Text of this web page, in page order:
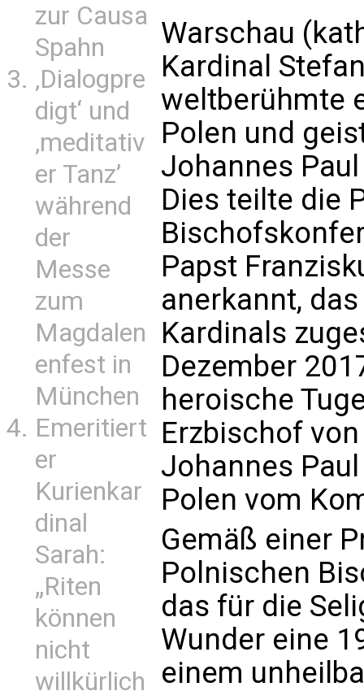
zur Causa
Spahn
‚Dialogpre
digt‘ und
‚meditativ
er Tanz’
während
der
Messe
zum
Magdalen
enfest in
München
Emeritiert
er
Kurienkar
dinal
Sarah:
„Riten
können
nicht
willkürlich
Warschau
Kardinal
weltberühmte
Polen und
Johannes
Dies teilte die
Papst
anerkannt,
Kardinals
Dezember
heroische
Erzbischof
Johannes
Polen vom
Gemäß einer
Polnischen
das für die
Wunder eine
einem